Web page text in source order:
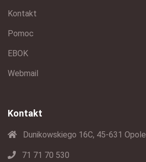
Kontakt
Pomoc
EBOK
Webmail
Kontakt
Dunikowskiego 16C, 45-631 Opole
71 71 70 530